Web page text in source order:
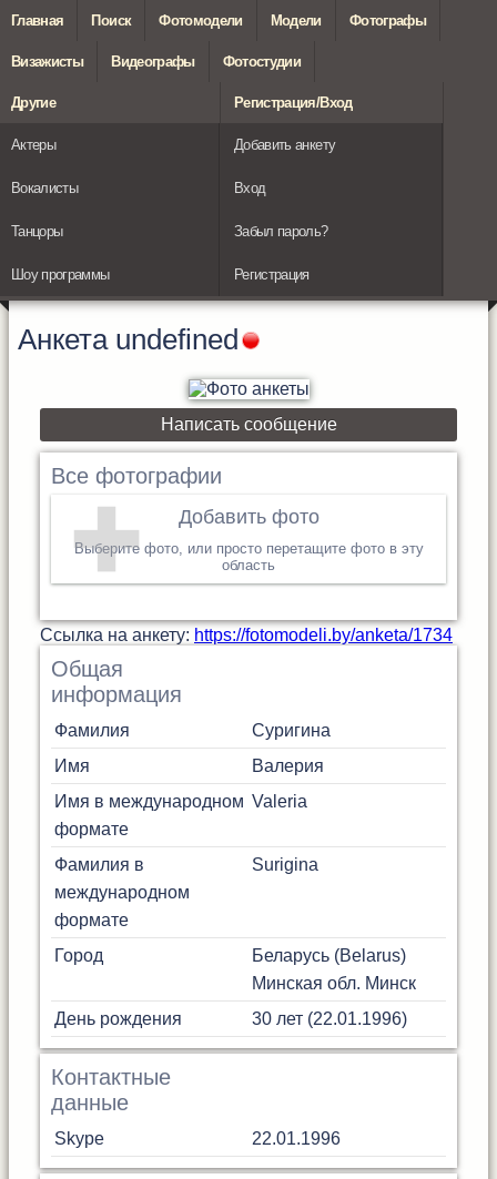
Главная Поиск Фотомодели Модели Фотографы
Визажисты Видеографы Фотостудии
Другие
Актеры
Вокалисты
Танцоры
Шоу программы
Регистрация/Вход
Добавить анкету
Вход
Забыл пароль?
Регистрация
Анкета undefined
Написать сообщение
Все фотографии
Добавить фото
Выберите фото, или просто перетащите фото в эту
область
Cсылка на анкету: https://fotomodeli.by/anketa/1734
Общая
информация
Фамилия
Суригина
Имя
Валерия
Имя в международном
формате
Valeria
Фамилия в
международном
формате
Surigina
Город
Беларусь (Belarus)
Минская обл. Минск
День рождения
30 лет (22.01.1996)
Контактные
данные
Skype 22.01.1996